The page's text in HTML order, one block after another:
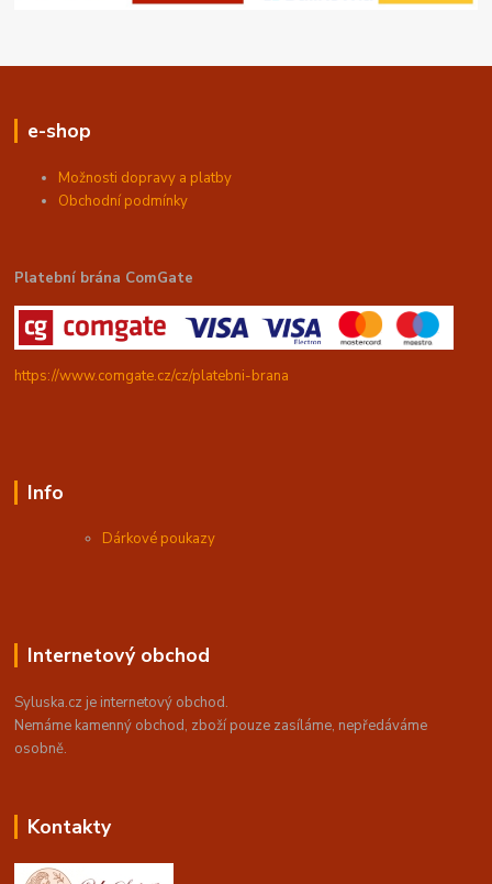
e-shop
Možnosti dopravy a platby
Obchodní podmínky
Platební brána ComGate
https://www.comgate.cz/cz/platebni-brana
Info
Dárkové poukazy
Internetový obchod
Syluska.cz je internetový obchod.
Nemáme kamenný obchod, zboží pouze zasíláme, nepředáváme
osobně.
Kontakty